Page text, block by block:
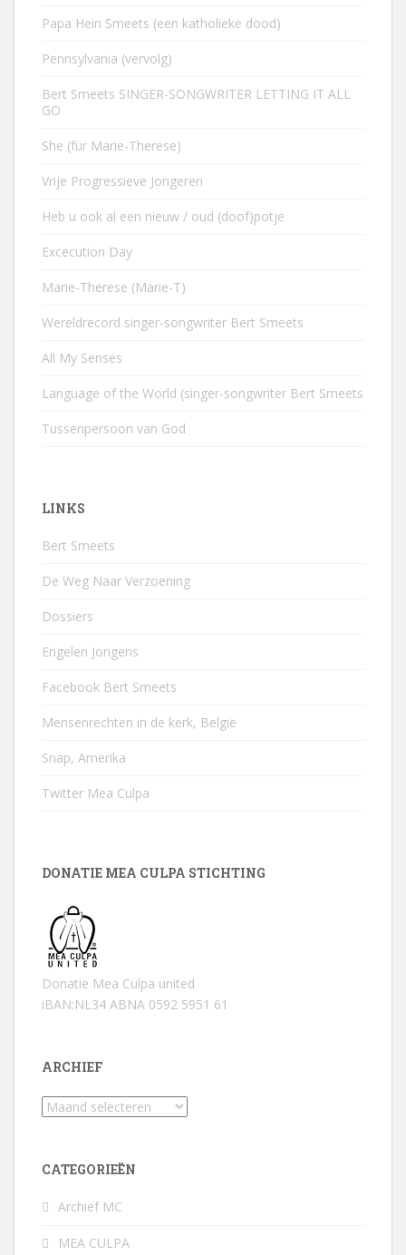
Papa Hein Smeets (een katholieke dood)
Pennsylvania (vervolg)
Bert Smeets SINGER-SONGWRITER LETTING IT ALL
GO
She (für Marie-Therese)
Vrije Progressieve Jongeren
Heb u ook al een nieuw / oud (doof)potje
Excecution Day
Marie-Therese (Marie-T)
Wereldrecord singer-songwriter Bert Smeets
All My Senses
Language of the World (singer-songwriter Bert Smeets
Tussenpersoon van God
LINKS
Bert Smeets
De Weg Naar Verzoening
Dossiers
Engelen Jongens
Facebook Bert Smeets
Mensenrechten in de kerk, België
Snap, Amerika
Twitter Mea Culpa
DONATIE MEA CULPA STICHTING
Donatie Mea Culpa united
iBAN:NL34 ABNA 0592 5951 61
ARCHIEF
Archief
CATEGORIEËN
Archief MC
MEA CULPA